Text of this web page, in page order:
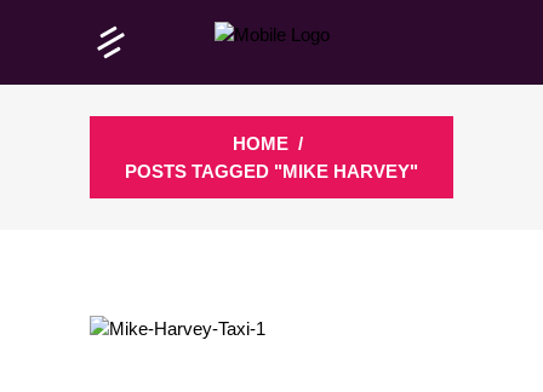
HOME /
POSTS TAGGED "MIKE HARVEY"